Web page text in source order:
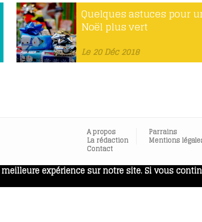
Quelques astuces pour
Noël plus vert
Le 20 Déc 2018
A propos
La rédaction
Contact
Parrains
Mentions
expérience sur notre site. Si vous